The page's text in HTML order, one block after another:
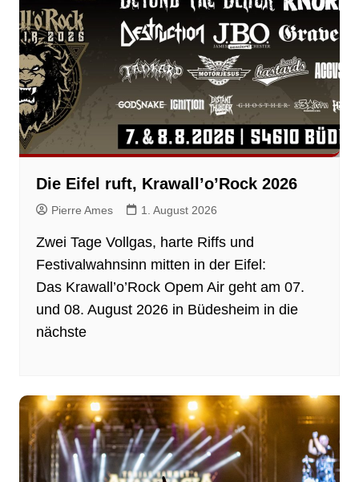
Die Eifel ruft, Krawall’o’Rock 2026
Pierre Ames 1. August 2026
Zwei Tage Vollgas, harte Riffs und
Festivalwahnsinn mitten in der Eifel:
Das Krawall’o’Rock Opem Air geht am 07.
und 08. August 2026 in Büdesheim in die
nächste